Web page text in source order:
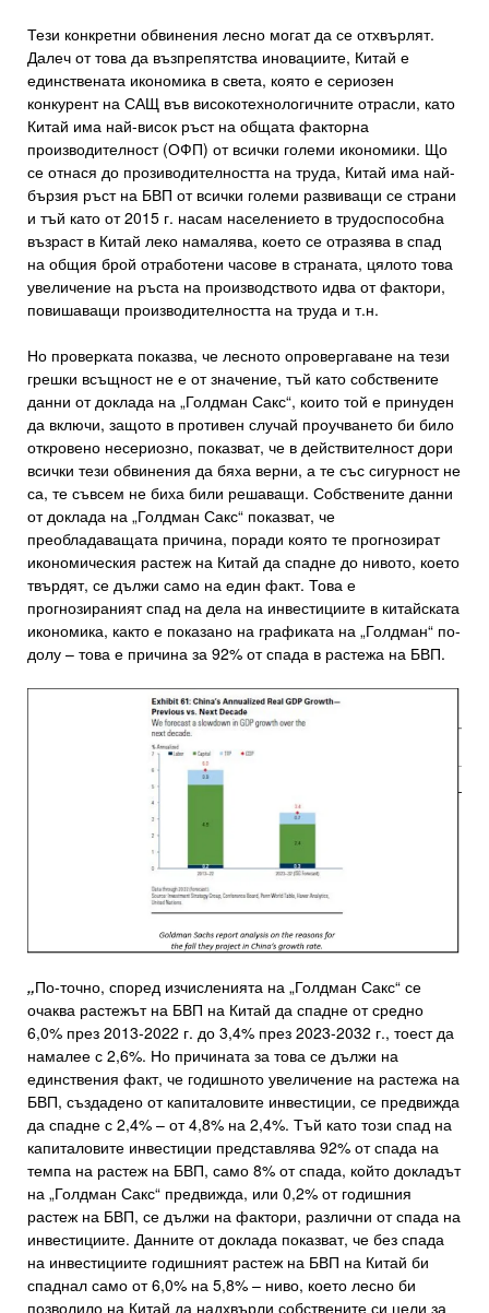
Тези конкретни обвинения лесно могат да се отхвърлят.
Далеч от това да възпрепятства иновациите, Китай е
единствената икономика в света, която е сериозен
конкурент на САЩ във високотехнологичните отрасли, като
Китай има най-висок ръст на общата факторна
производителност (ОФП) от всички големи икономики. Що
се отнася до прозиводителността на труда, Китай има най-
бързия ръст на БВП от всички големи развиващи се страни
и тъй като от 2015 г. насам населението в трудоспособна
възраст в Китай леко намалява, което се отразява в спад
на общия брой отработени часове в страната, цялото това
увеличение на ръста на производството идва от фактори,
повишаващи производителността на труда и т.н.
Но проверката показва, че лесното опровергаване на тези
грешки всъщност не е от значение, тъй като собствените
данни от доклада на „Голдман Сакс“, които той е принуден
да включи, защото в противен случай проучването би било
откровено несериозно, показват, че в действителност дори
всички тези обвинения да бяха верни, а те със сигурност не
са, те съвсем не биха били решаващи. Собствените данни
от доклада на „Голдман Сакс“ показват, че
преобладаващата причина, поради която те прогнозират
икономическия растеж на Китай да спадне до нивото, което
твърдят, се дължи само на един факт. Това е
прогнозираният спад на дела на инвестициите в китайската
икономика, както е показано на графиката на „Голдман“ по-
долу – това е причина за 92% от спада в растежа на БВП.
„По-точно, според изчисленията на „Голдман Сакс“ се
очаква растежът на БВП на Китай да спадне от средно
6,0% през 2013-2022 г. до 3,4% през 2023-2032 г., тоест да
намалее с 2,6%. Но причината за това се дължи на
единствения факт, че годишното увеличение на растежа на
БВП, създадено от капиталовите инвестиции, се предвижда
да спадне с 2,4% – от 4,8% на 2,4%. Тъй като този спад на
капиталовите инвестиции представлява 92% от спада на
темпа на растеж на БВП, само 8% от спада, който докладът
на „Голдман Сакс“ предвижда, или 0,2% от годишния
растеж на БВП, се дължи на фактори, различни от спада на
инвестициите. Данните от доклада показват, че без спада
на инвестициите годишният растеж на БВП на Китай би
спаднал само от 6,0% на 5,8% – ниво, което лесно би
позволило на Китай да надхвърли собствените си цели за